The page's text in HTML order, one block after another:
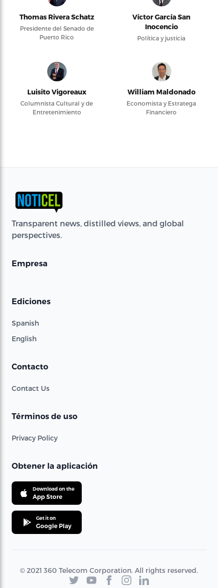
Thomas Rivera Schatz
Presidente del Senado de
Puerto Rico
Víctor García San
Inocencio
Política y justicia
Luisito Vigoreaux
Columnista Cultural y de
Entretenimiento
William Maldonado
Economista y Estratega
Financiero
Transparent news, distilled views, and global
perspectives.
Empresa
Ediciones
Spanish
English
Contacto
Contact Us
Términos de uso
Privacy Policy
Obtener la aplicación
Download on the
App Store
Get it on
Google Play
© 2021 360 Telecom Corporation. All rights reserved.